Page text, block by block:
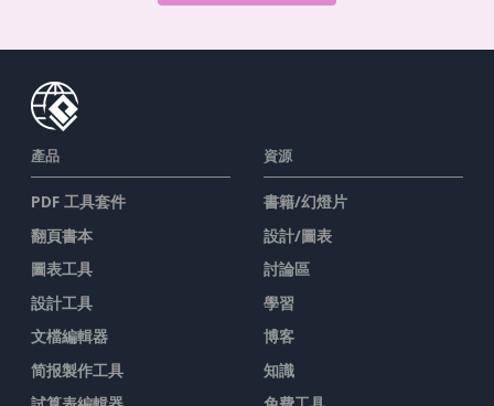
產品
PDF 工具套件
翻頁書本
圖表工具
設計工具
文檔編輯器
简报製作工具
資源
書籍/幻燈片
設計/圖表
討論區
學習
博客
知識